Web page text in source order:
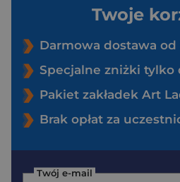
Twoje
Darmowa dostawa od
Specjalne zniżki
Pakiet zakładek Art
Brak opłat za
Twój e-mail